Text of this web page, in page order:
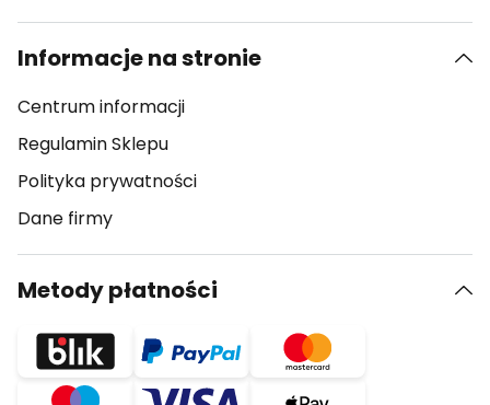
Informacje na stronie
Centrum informacji
Regulamin Sklepu
Polityka prywatności
Dane firmy
Metody płatności